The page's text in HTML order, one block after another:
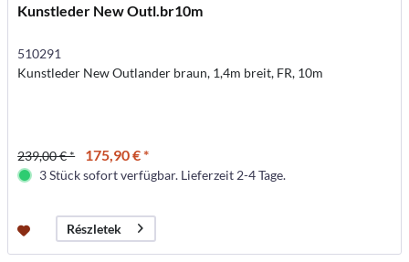
Kunstleder New Outl.br10m
510291
Kunstleder New Outlander braun, 1,4m breit, FR, 10m
239,00 € * 175,90 € *
3 Stück sofort verfügbar. Lieferzeit 2-4 Tage.
Részletek